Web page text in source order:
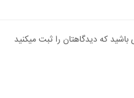
باشید که دیدگاهتان را ثبت میکنید